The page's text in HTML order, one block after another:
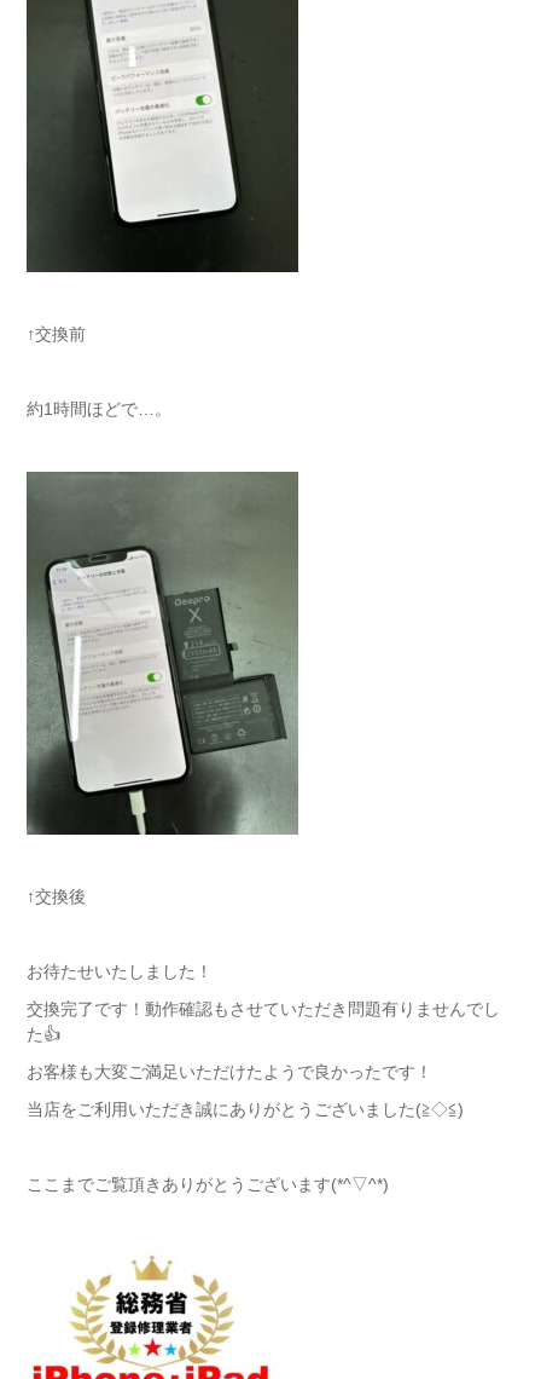
↑交換前
約1時間ほどで…。
↑交換後
お待たせいたしました！
交換完了です！動作確認もさせていただき問題有りませんでし
た👍
お客様も大変ご満足いただけたようで良かったです！
当店をご利用いただき誠にありがとうございました(≧◇≦)
ここまでご覧頂きありがとうございます(*^▽^*)